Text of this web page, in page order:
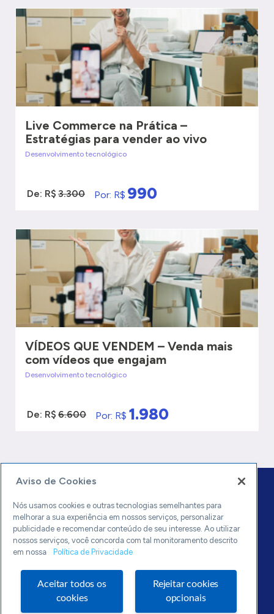
Live Commerce na Prática –
Estratégias para vender ao vivo
Desenvolvimento tecnológico
De: R$ 3.300 Por: R$ 990
VÍDEOS QUE VENDEM – Venda mais
com vídeos que engajam
Desenvolvimento tecnológico
De: R$ 6.600 Por: R$ 1.980
0800 570 0800
sebrae.mg
Política de Privacidade
Aviso de Cookies
Nós usamos cookies e outras tecnologias semelhantes para
melhorar a sua experiência em nossos serviços, personalizar
publicidade e recomendar conteúdo de seu interesse. Ao utilizar
nossos serviços, você concorda com tal monitoramento descrito
em nossa
Política de Privacidade
Aceitar todos os
cookies
Rejeitar cookies
opcionais